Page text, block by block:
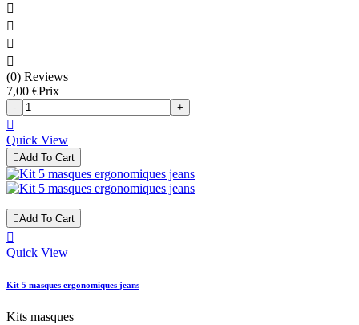




(0) Reviews
7,00 €Prix
- +

Quick View
Add To Cart
Add To Cart

Quick View
Kit 5 masques ergonomiques jeans
Kits masques